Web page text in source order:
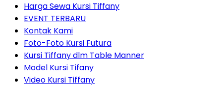
Harga Sewa Kursi Tiffany
EVENT TERBARU
Kontak Kami
Foto-Foto Kursi Futura
Kursi Tiffany dlm Table Manner
Model Kursi Tifany
Video Kursi Tiffany